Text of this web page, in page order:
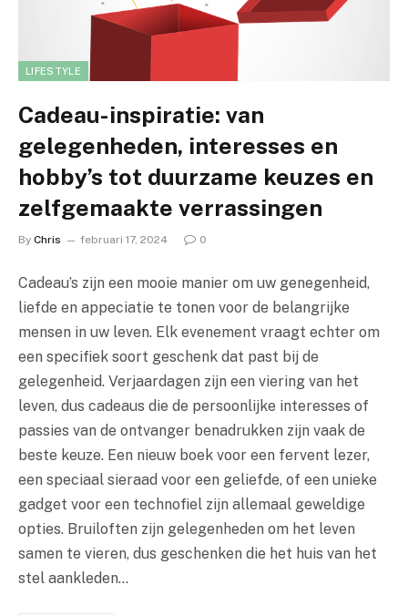
LIFESTYLE
Cadeau-inspiratie: van
gelegenheden, interesses en
hobby’s tot duurzame keuzes en
zelfgemaakte verrassingen
By Chris februari 17, 2024 0
Cadeau’s zijn een mooie manier om uw genegenheid,
liefde en appeciatie te tonen voor de belangrijke
mensen in uw leven. Elk evenement vraagt echter om
een specifiek soort geschenk dat past bij de
gelegenheid. Verjaardagen zijn een viering van het
leven, dus cadeaus die de persoonlijke interesses of
passies van de ontvanger benadrukken zijn vaak de
beste keuze. Een nieuw boek voor een fervent lezer,
een speciaal sieraad voor een geliefde, of een unieke
gadget voor een technofiel zijn allemaal geweldige
opties. Bruiloften zijn gelegenheden om het leven
samen te vieren, dus geschenken die het huis van het
stel aankleden…